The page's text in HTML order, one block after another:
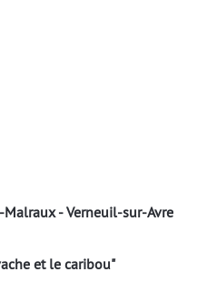
Malraux - Verneuil-sur-Avre
et le caribou"